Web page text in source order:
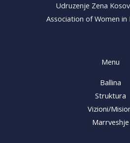
Udruzenje Zena
Association of Women in
Menu
Ballina
Struktura
Vizioni/
Marrveshje